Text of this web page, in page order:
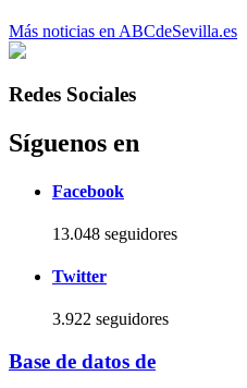
Más noticias en ABCdeSevilla.es
Redes Sociales
Síguenos en
Facebook
13.048 seguidores
Twitter
3.922 seguidores
Base de datos de